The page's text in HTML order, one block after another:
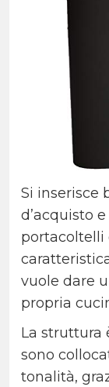
Si inserisce
d’acquisto
portacoltelli
vuole dare
propria
La struttura
sono
tonalità,